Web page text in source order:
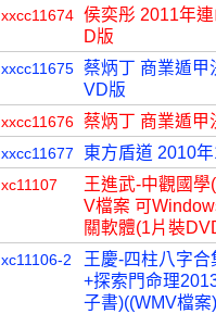
xxcc11674 侯奕彤 2011年
D版
xxcc11675 蔡炳丁 商業遁甲
VD版
xxcc11676 蔡炳丁 商業遁甲
xxcc11677 東方盾道 2010
xc11107
王進武-中觀國
V檔案 可
關軟體(1片裝
xc11106-2
王慶-四柱八字
+探索門命理
子書)((WMV檔